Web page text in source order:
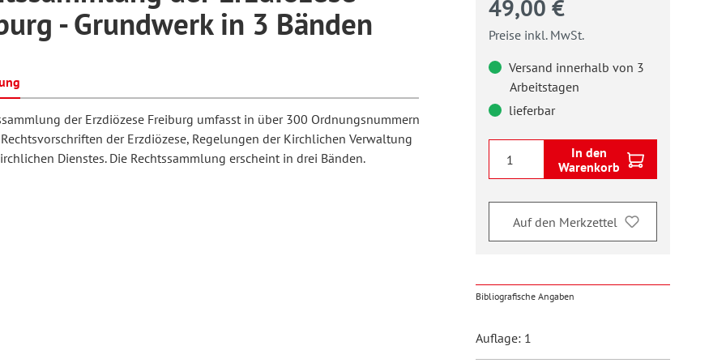
und Unterrichtsforschung
Forum
- Grundwerk in 3 Bänden
der Erzdiözese Freiburg umfasst in über 300 Ordnungsnummern
der Erzdiözese, Regelungen der Kirchlichen Verwaltung
Dienstes. Die Rechtssammlung erscheint in drei Bänden.
49,00 €
Preise inkl. MwSt.
Versand innerhalb von 3
Arbeitstagen
lieferbar
In den
Warenkorb
Auf den Merkzettel
Bibliografische Angaben
Auflage: 1